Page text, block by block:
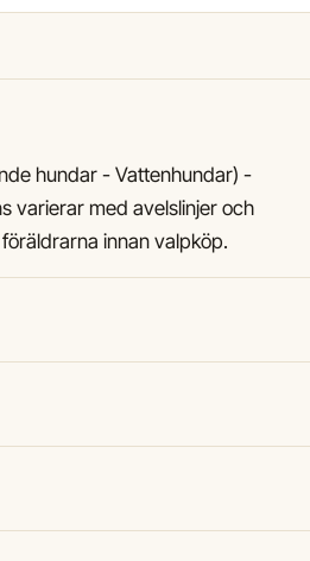
hundar - Vattenhundar) -
varierar med avelslinjer och
innan valpköp.